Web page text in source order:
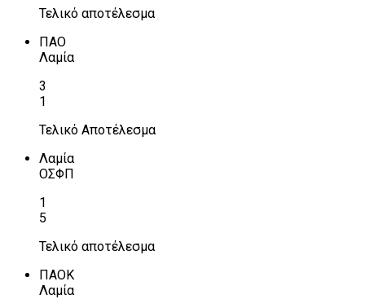
Τελικό αποτέλεσμα
ΠΑΟ
Λαμία
3
1
Τελικό Αποτέλεσμα
Λαμία
ΟΣΦΠ
1
5
Τελικό αποτέλεσμα
ΠΑΟΚ
Λαμία